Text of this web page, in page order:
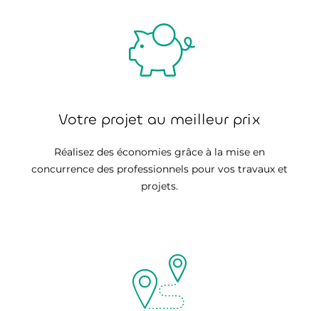
Votre projet au meilleur prix
Réalisez des économies grâce à la mise en
concurrence des professionnels pour vos travaux et
projets.